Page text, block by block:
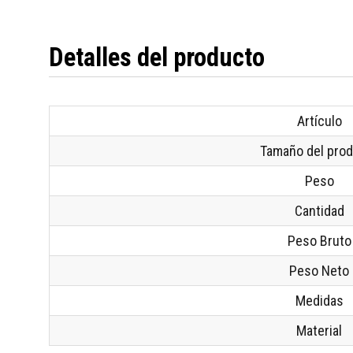
Detalles del producto
Artículo
Tamaño del
Peso
Cantidad
Peso Bruto
Peso Neto
Medidas
Material